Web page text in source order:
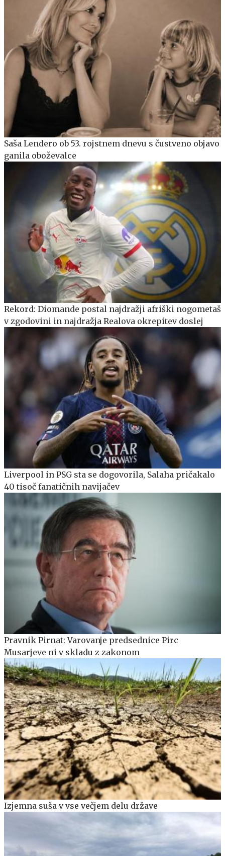
Saša Lendero ob 53. rojstnem dnevu s čustveno objavo
ganila oboževalce
Rekord: Diomande postal najdražji afriški nogometaš
v zgodovini in najdražja Realova okrepitev doslej
Liverpool in PSG sta se dogovorila, Salaha pričakalo
40 tisoč fanatičnih navijačev
Pravnik Pirnat: Varovanje predsednice Pirc
Musarjeve ni v skladu z zakonom
Izjemna suša v vse večjem delu države